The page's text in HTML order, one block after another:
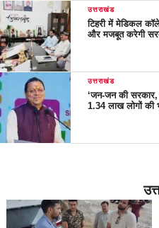
उत्तराखंड
टिहरी में मेडिकल
और मजबूत करेगी
उत्तराखंड
‘जन-जन की
1.34 लाख लोगों की